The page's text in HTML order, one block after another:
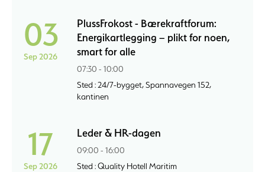
03
Sep 2026
PlussFrokost - Bærekraftforum:
Energikartlegging – plikt for noen,
smart for alle
07:30 - 10:00
Sted : 24/7-bygget, Spannavegen 152,
kantinen
17
Sep 2026
Leder & HR-dagen
09:00 - 16:00
Sted : Quality Hotell Maritim